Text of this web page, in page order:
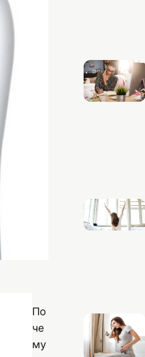
По
че
му